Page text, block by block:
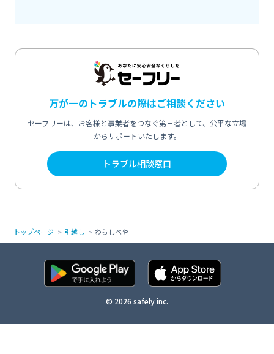
万が一のトラブルの際はご相談ください
セーフリーは、お客様と事業者をつなぐ第三者として、公平な立場
からサポートいたします。
トラブル相談窓口
トップページ 引越し わらしべや
© 2026 safely inc.